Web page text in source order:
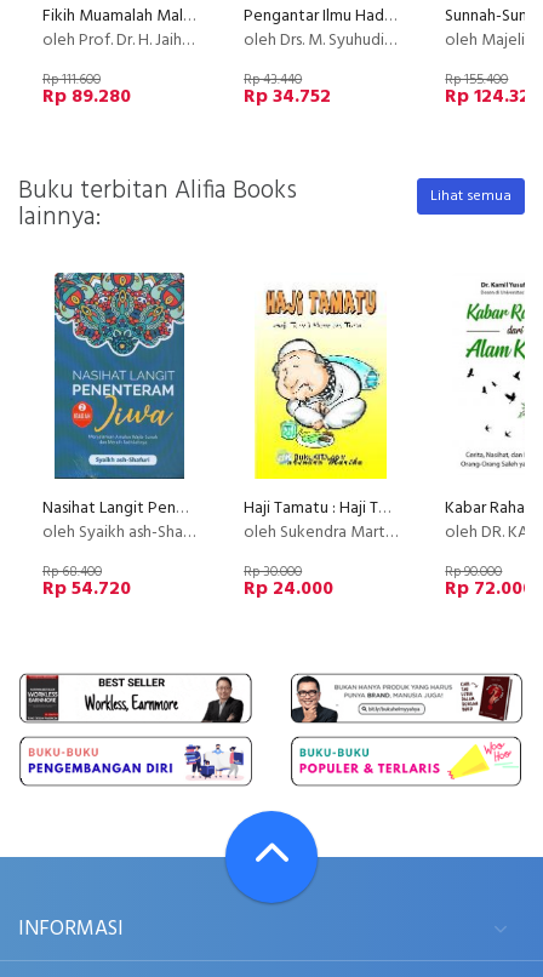
Fikih Muamalah Maliyyah: Akad Syirkah dan Mudharabah
oleh Prof. Dr. H. Jaih Mubarok, SE, MH, M.Ag / Dr. Hasanudin, M,Ag,
Rp 111.600
Rp 89.280
Pengantar Ilmu Hadits
oleh Drs. M. Syuhudi Ismail
Rp 43.440
Rp 34.752
oleh Majelis Tertinggi Urusan
Rp 155.400
Rp 124.320
Buku terbitan Alifia Books
lainnya:
Lihat semua
Nasihat Langit Penentram Jiwa 2 (Ibadah)
oleh Syaikh ash-Shafuri
Rp 68.400
Rp 54.720
Haji Tamatu : Haji Tangi Mangan Turu
oleh Sukendra Martha
Rp 30.000
Rp 24.000
oleh DR. KAMIL
Rp 90.000
Rp 72.000
INFORMASI